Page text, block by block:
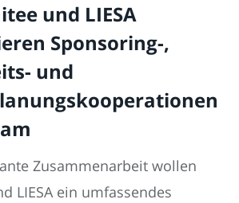
und LIESA
Sponsoring-,
und
Zusammenarbeit wollen
LIESA ein umfassendes